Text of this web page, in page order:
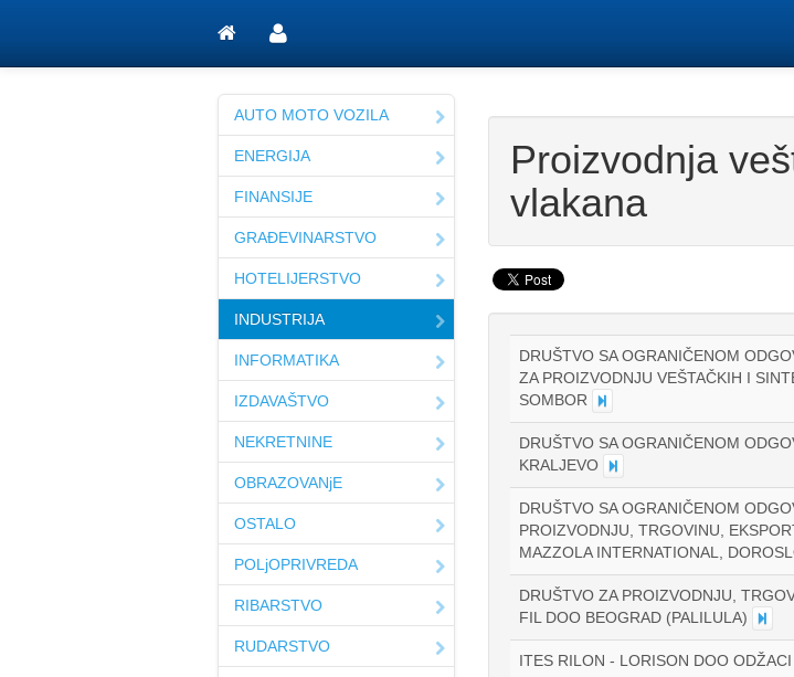
AUTO MOTO VOZILA
ENERGIJA
FINANSIJE
GRAĐEVINARSTVO
HOTELIJERSTVO
INDUSTRIJA
INFORMATIKA
IZDAVAŠTVO
NEKRETNINE
OBRAZOVANjE
OSTALO
POLjOPRIVREDA
RIBARSTVO
RUDARSTVO
Proizvodnja
vlakana
DRUŠTVO SA OGRANIČENOM
ZA PROIZVODNJU VEŠTAČKIH I
SOMBOR
DRUŠTVO SA OGRANIČENOM
KRALJEVO
DRUŠTVO SA OGRANIČENOM
PROIZVODNJU, TRGOVINU,
MAZZOLA INTERNATIONAL,
DRUŠTVO ZA PROIZVODNJU,
FIL DOO BEOGRAD (PALILULA)
ITES RILON - LORISON DOO ODŽACI